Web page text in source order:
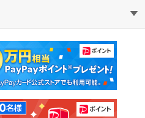
中古マンション
中古一戸建て
土地
教えて！住まいの先生